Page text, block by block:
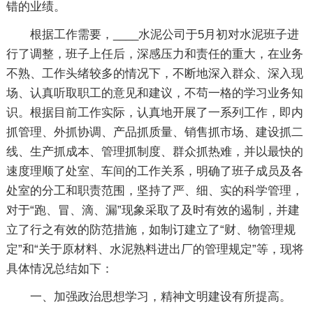
错的业绩。
根据工作需要，____水泥公司于5月初对水泥班子进
行了调整，班子上任后，深感压力和责任的重大，在业务
不熟、工作头绪较多的情况下，不断地深入群众、深入现
场、认真听取职工的意见和建议，不苟一格的学习业务知
识。根据目前工作实际，认真地开展了一系列工作，即内
抓管理、外抓协调、产品抓质量、销售抓市场、建设抓二
线、生产抓成本、管理抓制度、群众抓热难，并以最快的
速度理顺了处室、车间的工作关系，明确了班子成员及各
处室的分工和职责范围，坚持了严、细、实的科学管理，
对于“跑、冒、滴、漏”现象采取了及时有效的遏制，并建
立了行之有效的防范措施，如制订建立了“财、物管理规
定”和“关于原材料、水泥熟料进出厂的管理规定”等，现将
具体情况总结如下：
一、加强政治思想学习，精神文明建设有所提高。